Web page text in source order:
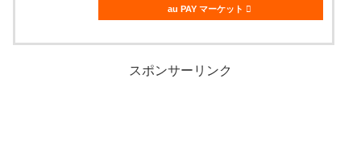
au PAY マーケット
スポンサーリンク